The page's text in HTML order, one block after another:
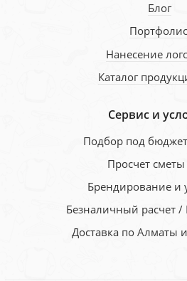
Блог
Нанесение
Каталог
Сервис и
Подбор под
Просчет
Брендирование и
Безналичный расчет /
Доставка по Алматы